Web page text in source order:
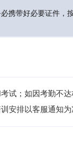
携带好必要证件，
试；如因考勤不
安排以客服通知